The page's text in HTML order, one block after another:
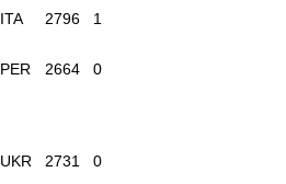
ITA 2796 1
PER 2664 0
UKR 2731 0